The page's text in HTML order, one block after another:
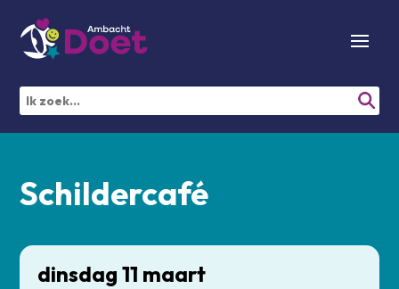
Schildercafé
dinsdag 11 maart